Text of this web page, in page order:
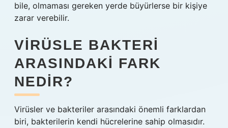
bile, olmaması gereken yerde büyürlerse bir kişiye
zarar verebilir.
VIRÜSLE BAKTERI
ARASINDAKI FARK
NEDIR?
Virüsler ve bakteriler arasındaki önemli farklardan
biri, bakterilerin kendi hücrelerine sahip olmasıdır.